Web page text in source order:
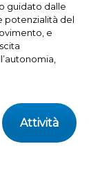
guidato dalle
potenzialità del
e
Attività